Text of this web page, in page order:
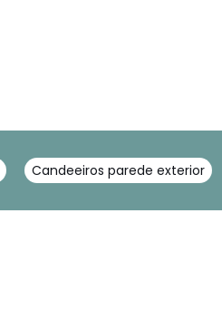
Candeeiros parede exterior